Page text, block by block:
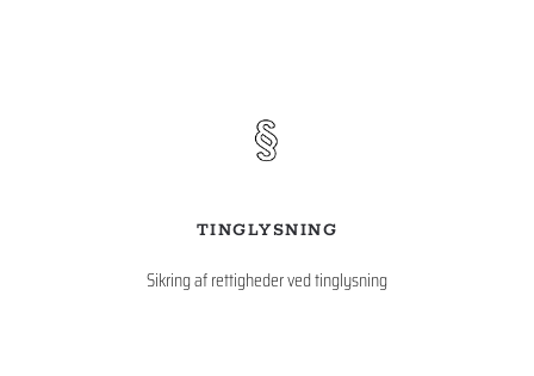
TINGLYSNING
Sikring af rettigheder ved tinglysning